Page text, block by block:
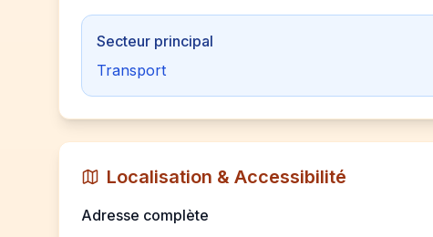
Secteur principal
Transport
Localisation & Accessibilité
Adresse complète